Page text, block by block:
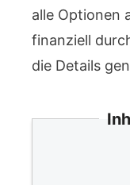
alle Optionen
finanziell
die Details